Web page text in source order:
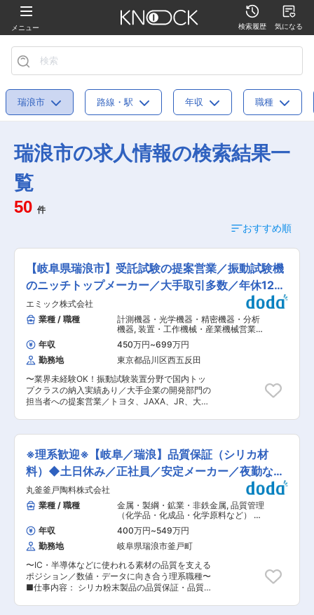
メニュー 検索履歴 気になる
瑞浪市 路線・駅 年収 職種
瑞浪市の求人情報の検索結果一
覧
50 件
おすすめ順
【岐阜県瑞浪市】受託試験の提案営業／振動試験機
のニッチトップメーカー／大手取引多数／年休125
日
エミック株式会社
業種 / 職種
計測機器・光学機器・精密機器・分析
機器, 装置・工作機械・産業機械営業
（国内） 精密機械・計測機器・分析機
器・光学製品営業（国内）
年収 450万円~699万円
勤務地
東京都品川区西五反田
〜業界未経験OK！振動試験装置分野で国内トッ
プクラスの納入実績あり／大手企業の開発部門の
担当者への提案営業／トヨタ、JAXA、JR、大手
大手企業に対し、振動試験機、複合環境試験機等
を自社にて製造開発をしている当社において、営
業職をお任せします。 ■業務内容： 同社では、
試験機販売のほか、受託の形で試験のみの請負も
行っております。このポジションでは、後者の受
託試験のニーズに対しての営業をお任せいたしま
す。 ※担当エリアが決まっており都内担当の場合
出張は少なく、 頻度は月1回程度です。 ・入社
後、研修を経て大手企業の開発部門の担当者への
提案営業をお任せします。 ・一人当たりの担当
社数は１５０社程度、 商材単位は数百万円〜億
単位のものがございます。 ■商材について： ・
当社の強みは製品力です。 ・振動試験装置は 受
注生産になり、可能な限り顧客の要望に沿う形で
カスタマイズし、生産しております。 ■働き方：
・年休125日／週休2日／／土日出勤は顧客の都合
※理系歓迎※【岐阜／瑞浪】品質保証（シリカ材
料）◆土日休み／正社員／安定メーカー／夜勤なし
／転勤なし
丸釜釜戸陶料株式会社
業種 / 職種
金属・製綱・鉱業・非鉄金属, 品質管理
（化学品・化成品・化学原料など） 品
質保証・監査（化学品・化成品・化学
原料など）
年収 400万円~549万円
勤務地
岐阜県瑞浪市釜戸町
〜IC・半導体などに使われる素材の品質を支える
ポジション／数値・データに向き合う理系職種〜
■仕事内容： シリカ粉末製品の品質保証・品質管